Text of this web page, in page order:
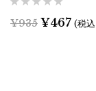
¥935 ¥467 (税込